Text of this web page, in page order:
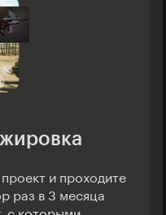
и проходите
раз в 3 месяца